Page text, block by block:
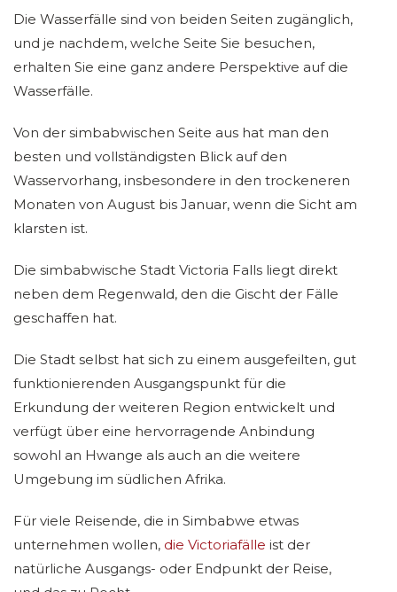
Die Wasserfälle sind von beiden Seiten zugänglich,
und je nachdem, welche Seite Sie besuchen,
erhalten Sie eine ganz andere Perspektive auf die
Wasserfälle.
Von der simbabwischen Seite aus hat man den
besten und vollständigsten Blick auf den
Wasservorhang, insbesondere in den trockeneren
Monaten von August bis Januar, wenn die Sicht am
klarsten ist.
Die simbabwische Stadt Victoria Falls liegt direkt
neben dem Regenwald, den die Gischt der Fälle
geschaffen hat.
Die Stadt selbst hat sich zu einem ausgefeilten, gut
funktionierenden Ausgangspunkt für die
Erkundung der weiteren Region entwickelt und
verfügt über eine hervorragende Anbindung
sowohl an Hwange als auch an die weitere
Umgebung im südlichen Afrika.
Für viele Reisende, die in Simbabwe etwas
unternehmen wollen, die Victoriafälle ist der
natürliche Ausgangs- oder Endpunkt der Reise,